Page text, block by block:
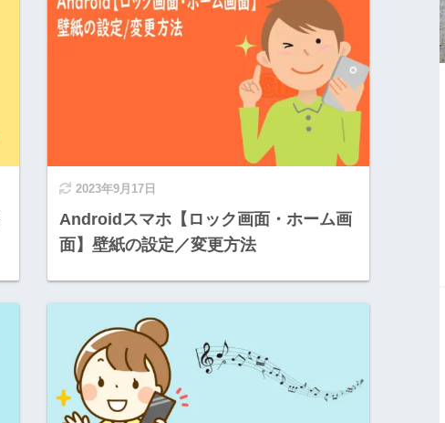
2023年9月17日
Androidスマホ【ロック画面・ホーム画
面】壁紙の設定／変更方法